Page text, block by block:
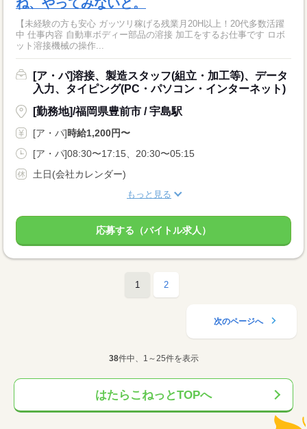
ね、やってみないと。
【未経験の方も安心 ガッツリ稼げる残業月20H以上！20代多数活躍
中 仕事内容 自動車ボディー部品の溶接 加工をするお仕事です ロボ
ット溶接機械の操作...
[ア・パ]溶接、製造スタッフ(組立・加工等)、データ
入力、タイピング(PC・パソコン・インターネット)
[勤務地]/福岡県豊前市 / 宇島駅
[ア・パ]時給1,200円〜
[ア・パ]08:30〜17:15、20:30〜05:15
土日(会社カレンダー)
もっと見る
応募する（バイトル求人）
1 2
次のページへ
38件中、1～25件を表示
はたらこねっとTOPへ